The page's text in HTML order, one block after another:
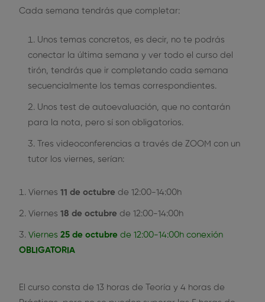
Cada semana tendrás que completar:
Unos temas concretos, es decir, no te podrás
conectar la última semana y ver todo el curso del
tirón, tendrás que ir completando cada semana
secuencialmente los temas correspondientes.
Unos test de autoevaluación, que no contarán
para la nota, pero sí son obligatorios.
Tres videoconferencias a través de ZOOM con un
tutor los viernes, serían:
Viernes 11 de octubre de 12:00-14:00h
Viernes 18 de octubre de 12:00-14:00h
Viernes 25 de octubre de 12:00-14:00h conexión
OBLIGATORIA
El curso consta de 13 horas de Teoría y 4 horas de